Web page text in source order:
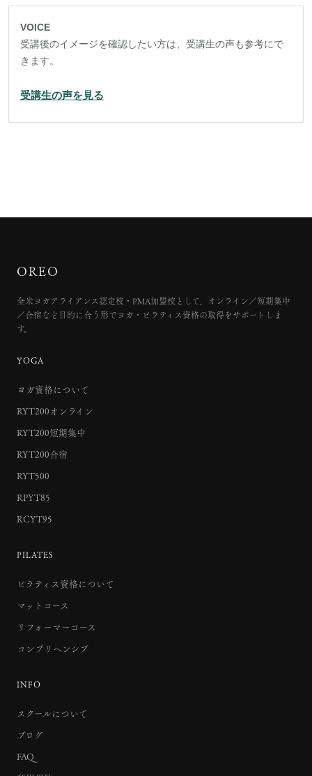
VOICE
受講後のイメージを確認したい方は、受講生の声も参考にで
きます。
受講生の声を見る
OREO
全米ヨガアライアンス認定校・PMA加盟校として、オンライン／短期集中
／合宿など目的に合う形でヨガ・ピラティス資格の取得をサポートしま
す。
YOGA
ヨガ資格について
RYT200オンライン
RYT200短期集中
RYT200合宿
RYT500
RPYT85
RCYT95
PILATES
ピラティス資格について
マットコース
リフォーマーコース
コンプリヘンシブ
INFO
スクールについて
ブログ
FAQ